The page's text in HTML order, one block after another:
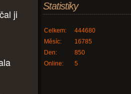
ji
Statistiky
Online: 5
Celkem:
444680
Měsíc:
16785
Den:
850